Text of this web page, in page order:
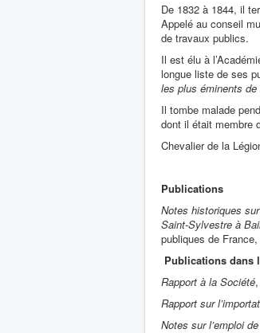
De 1832 à 1844, il
Appelé au conseil
de travaux publics.
Il est élu à
longue liste de ses
les plus éminents de
Il tombe malade
dont il était membre
Chevalier de la
Publications
Notes historiques
Saint-Sylvestre à
publiques de
Publications dans
Rapport à la Société
Rapport sur
Notes sur l’emploi